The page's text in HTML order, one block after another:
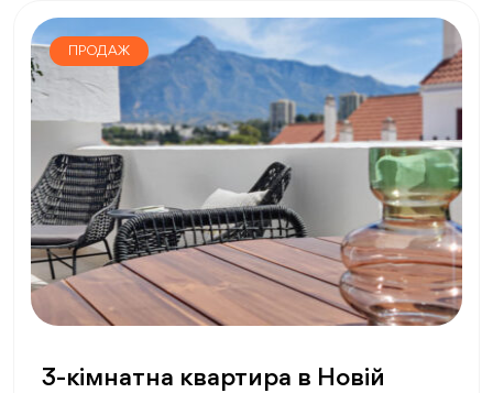
ПРОДАЖ
3-кімнатна квартира в Новій